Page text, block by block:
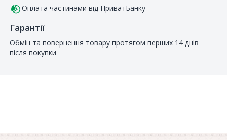
Оплата частинами від ПриватБанку
Гарантії
Обмін та повернення товару протягом перших 14 днів
після покупки